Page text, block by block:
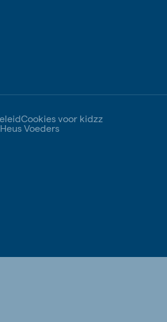
Cookies voor kidzz
Voeders